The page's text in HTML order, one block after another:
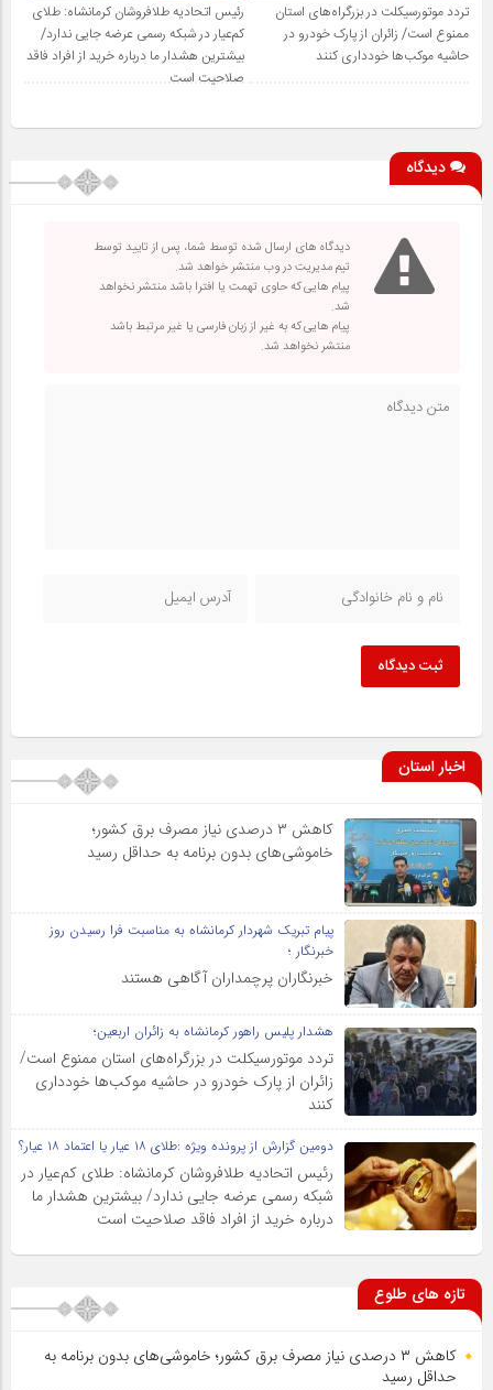
تردد موتورسیکلت در بزرگراه‌های استان
ممنوع است/ زائران از پارک خودرو در
حاشیه موکب‌ها خودداری کنند
رئیس اتحادیه طلافروشان کرمانشاه: طلای
کم‌عیار در شبکه رسمی عرضه جایی ندارد/
بیشترین هشدار ما درباره خرید از افراد فاقد
صلاحیت است
دیدگاه
دیدگاه های ارسال شده توسط شما، پس از تایید توسط
تیم مدیریت در وب منتشر خواهد شد.
پیام هایی که حاوی تهمت یا افترا باشد منتشر نخواهد
شد.
پیام هایی که به غیر از زبان فارسی یا غیر مرتبط باشد
منتشر نخواهد شد.
ثبت دیدگاه
اخبار استان
کاهش ۳ درصدی نیاز مصرف برق کشور؛
خاموشی‌های بدون برنامه به حداقل رسید
پیام تبریک شهردار کرمانشاه به مناسبت فرا رسیدن روز
خبرنگار ؛
خبرنگاران پرچمداران آگاهی هستند
هشدار پلیس راهور کرمانشاه به زائران اربعین؛
تردد موتورسیکلت در بزرگراه‌های استان ممنوع است/
زائران از پارک خودرو در حاشیه موکب‌ها خودداری
کنند
دومین گزارش از پرونده ویژه :طلای ۱۸ عیار یا اعتماد ۱۸ عیار؟
رئیس اتحادیه طلافروشان کرمانشاه: طلای کم‌عیار در
شبکه رسمی عرضه جایی ندارد/ بیشترین هشدار ما
درباره خرید از افراد فاقد صلاحیت است
تازه های طلوع
کاهش ۳ درصدی نیاز مصرف برق کشور؛ خاموشی‌های بدون برنامه به
حداقل رسید